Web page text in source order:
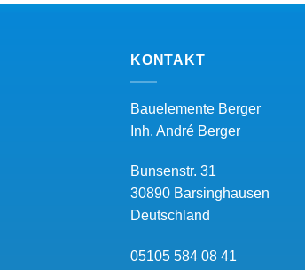
KONTAKT
Bauelemente Berger
Inh. André Berger
Bunsenstr. 31
30890 Barsinghausen
Deutschland
05105 584 08 41